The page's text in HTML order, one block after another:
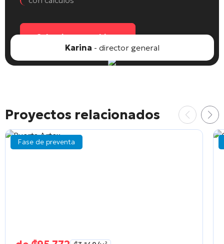
Seleccionar un objeto
Karina - director general
Proyectos relacionados
Fase de preventa